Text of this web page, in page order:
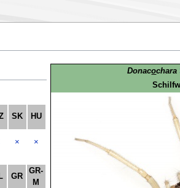
Donacochara
SK HU
× ×
GR
GR-
M